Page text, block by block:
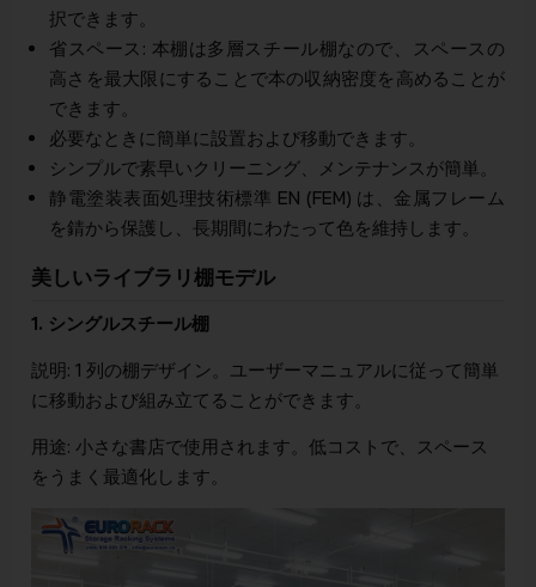
択できます。
省スペース: 本棚は多層スチール棚なので、スペースの
高さを最大限にすることで本の収納密度を高めることが
できます。
必要なときに簡単に設置および移動できます。
シンプルで素早いクリーニング、メンテナンスが簡単。
静電塗装表面処理技術標準 EN (FEM) は、金属フレーム
を錆から保護し、長期間にわたって色を維持します。
美しいライブラリ棚モデル
1. シングルスチール棚
説明: 1 列の棚デザイン。ユーザーマニュアルに従って簡単
に移動および組み立てることができます。
用途: 小さな書店で使用されます。低コストで、スペース
をうまく最適化します。